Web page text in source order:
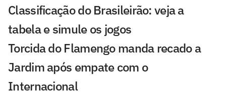
Classificação do Brasileirão: veja a
tabela e simule os jogos
Torcida do Flamengo manda recado a
Jardim após empate com o
Internacional